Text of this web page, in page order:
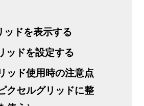
ッドを表示する
ッドを設定する
ッド使用時の注意点
クセルグリッドに整